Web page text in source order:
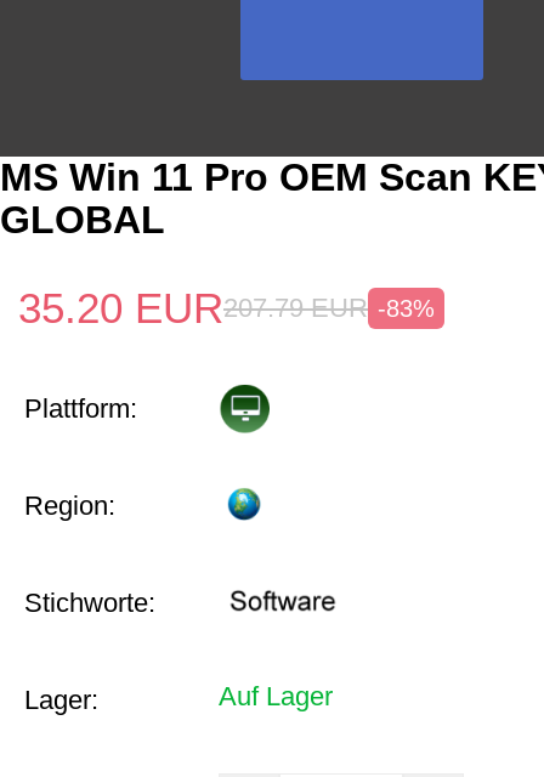
MS Win 11 Pro OEM Scan
GLOBAL
35.20 EUR207.79 EUR -83%
Plattform:
Region:
Stichworte:
Lager: Auf Lager